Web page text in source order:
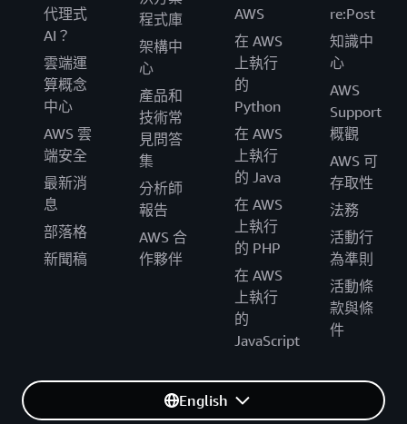
代理式
AI？
雲端運
算概念
中心
AWS 雲
端安全
最新消
息
部落格
新聞稿
程式庫
架構中
心
產品和
技術常
見問答
集
分析師
報告
AWS 合
作夥伴
AWS
在 AWS
上執行
的
Python
在 AWS
上執行
的 Java
在 AWS
上執行
的 PHP
在 AWS
上執行
的
JavaScript
re:Post
知識中
心
AWS
Support
概觀
AWS 可
存取性
法務
活動行
為準則
活動條
款與條
件
English